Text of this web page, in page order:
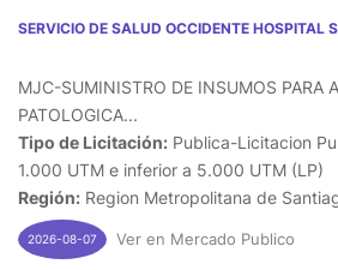
SERVICIO DE SALUD OCCIDENTE HOSPITAL
MJC-SUMINISTRO DE INSUMOS PARA
PATOLOGICA...
Tipo de Licitación: Publica-Licitacion
1.000 UTM e inferior a 5.000 UTM (LP)
Región: Region Metropolitana de
2026-08-07 Ver en Mercado Publico